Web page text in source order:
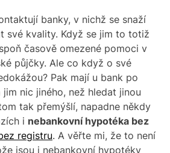
banky, v nichž se snaží
své kvality. Když se jim to totiž
časově omezené pomoci v
půjčky. Ale co když o své
Pak mají u bank po
nic jiného, než hledat jinou
tak přemýšlí, napadne někdy
i nebankovní hypotéka bez
registru. A věřte mi, že to není
jsou i nebankovní hypotéky